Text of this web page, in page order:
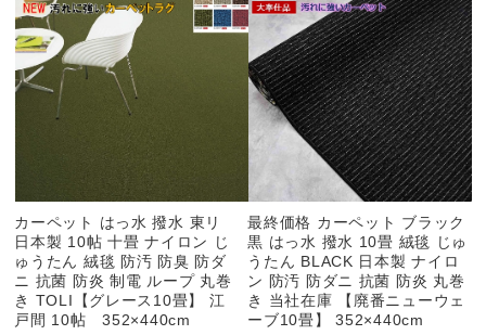
カーペット はっ水 撥水 東リ
日本製 10帖 十畳 ナイロン じ
ゅうたん 絨毯 防汚 防臭 防ダ
ニ 抗菌 防炎 制電 ループ 丸巻
き TOLI【グレース10畳】 江
戸間 10帖 352×440cm
最終価格 カーペット ブラック
黒 はっ水 撥水 10畳 絨毯 じゅ
うたん BLACK 日本製 ナイロ
ン 防汚 防ダニ 抗菌 防炎 丸巻
き 当社在庫 【廃番ニューウェ
ーブ10畳】 352×440cm